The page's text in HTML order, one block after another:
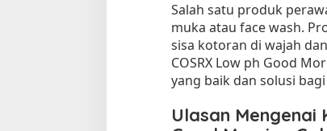
e
e
m
b
t
Salah satu produk
muka atau face wash.
sisa kotoran di wajah
COSRX Low ph Good
yang baik dan solusi
Ulasan Mengenai